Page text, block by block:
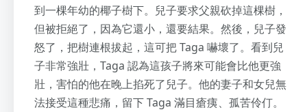
到一棵年幼的椰子樹下。兒子要求父親砍掉這棵樹，
但被拒絕了，因為它還小，還要結果。然後，兒子發
怒了，把樹連根拔起，這可把 Taga 嚇壞了。看到兒
子非常強壯，Taga 認為這孩子將來可能會比他更強
壯，害怕的他在晚上掐死了兒子。他的妻子和女兒無
法接受這種悲痛，留下 Taga 滿目瘡痍、孤苦伶仃。